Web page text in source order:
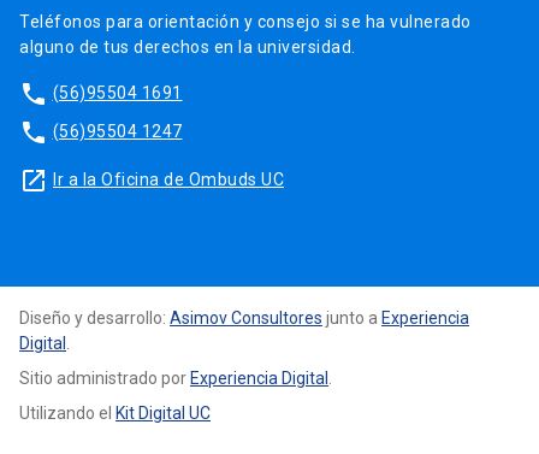
Teléfonos para orientación y consejo si se ha vulnerado
alguno de tus derechos en la universidad.
phone (56)95504 1691
phone (56)95504 1247
launch Ir a la Oficina de Ombuds UC
Diseño y desarrollo: Asimov Consultores junto a Experiencia
Digital
Sitio administrado por Experiencia Digital
Utilizando el Kit Digital UC